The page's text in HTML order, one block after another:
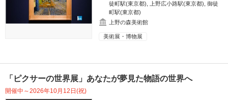
徒町駅(東京都)
上野広小路駅(東京都) ,御徒
町駅(東京都)
上野の森美術館
美術展・博物展
「ピクサーの世界展」あなたが夢見た物語の世界へ
開催中～2026年10月12日(祝)